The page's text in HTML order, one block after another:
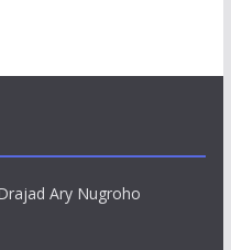
Ary Nugroho